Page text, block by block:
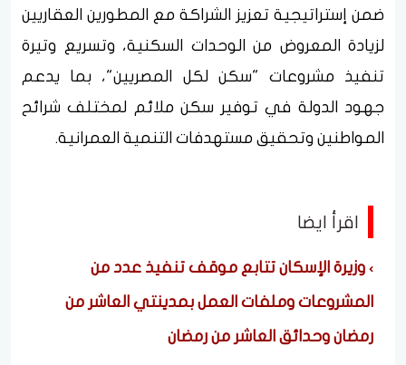
ضمن إستراتيجية تعزيز الشراكة مع المطورين العقاريين
لزيادة المعروض من الوحدات السكنية، وتسريع وتيرة
تنفيذ مشروعات "سكن لكل المصريين"، بما يدعم
جهود الدولة في توفير سكن ملائم لمختلف شرائح
المواطنين وتحقيق مستهدفات التنمية العمرانية.
اقرأ ايضا
وزيرة الإسكان تتابع موقف تنفيذ عدد من
المشروعات وملفات العمل بمدينتي العاشر من
رمضان وحدائق العاشر من رمضان